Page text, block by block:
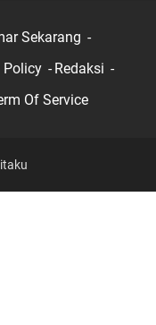
Sekarang
Policy
Redaksi
Of Service